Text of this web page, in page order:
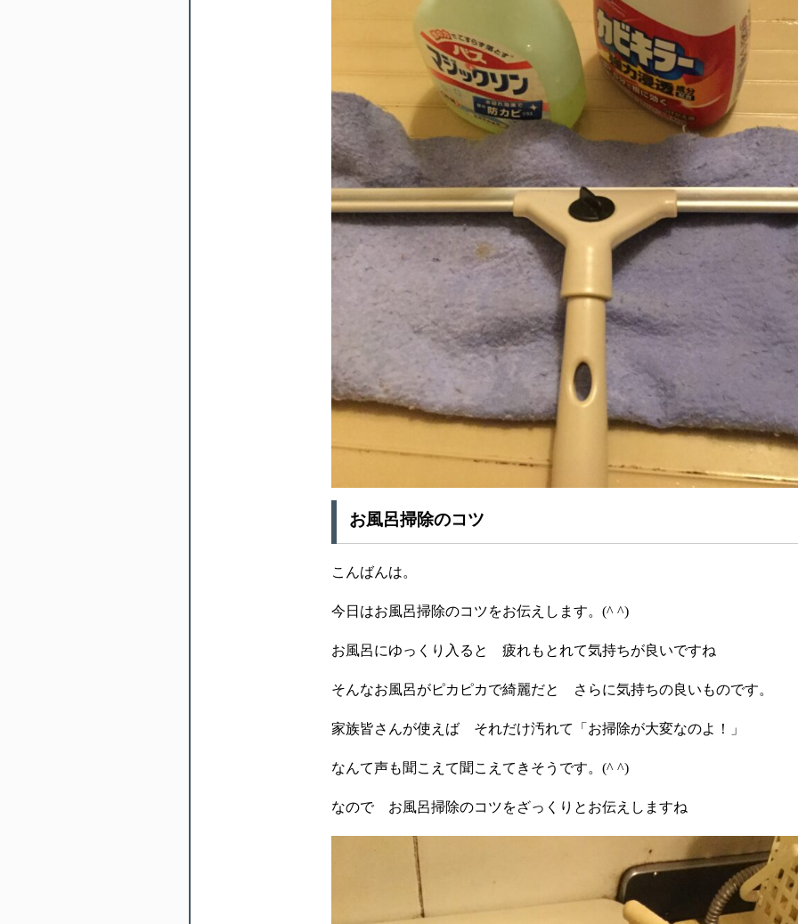
お風呂掃除のコツ
こんばんは。
今日はお風呂掃除のコツをお伝えします。(^ ^)
お風呂にゆっくり入ると 疲れもとれて気持ちが良いですね
そんなお風呂がピカピカで綺麗だと さらに気持ちの良いものです。
家族皆さんが使えば それだけ汚れて「お掃除が大変なのよ！」
なんて声も聞こえて聞こえてきそうです。(^ ^)
なので お風呂掃除のコツをざっくりとお伝えしますね